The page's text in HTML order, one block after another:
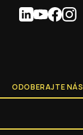
ODOBERAJTE NÁS